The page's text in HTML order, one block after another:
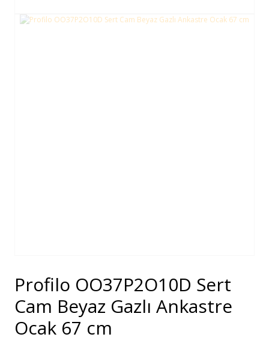
Profilo OO37P2O10D Sert
Cam Beyaz Gazlı Ankastre
Ocak 67 cm